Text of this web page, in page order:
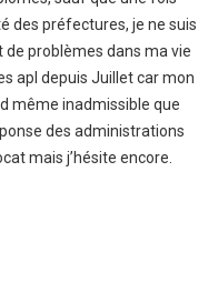
des préfectures, je ne suis
problèmes dans ma vie
apl depuis Juillet car mon
même inadmissible que
des administrations
mais j’hésite encore.